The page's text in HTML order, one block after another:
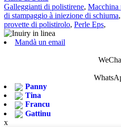
Galleggianti di polistirene, Macchina
di stampaggio à iniezione di schiuma,
provette di polistirolo, Perle Eps,
Mandà un email
Panny
Tina
Francu
Gattinu
x